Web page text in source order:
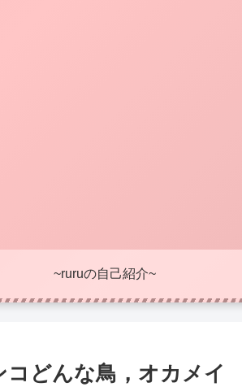
~ruruの自己紹介~
どんな鳥，オカメイ